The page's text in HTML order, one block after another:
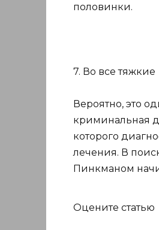
половинки.
7. Во все тяжкие
Вероятно, это
криминальная
которого
лечения. В
Пинкманом
Оцените статью